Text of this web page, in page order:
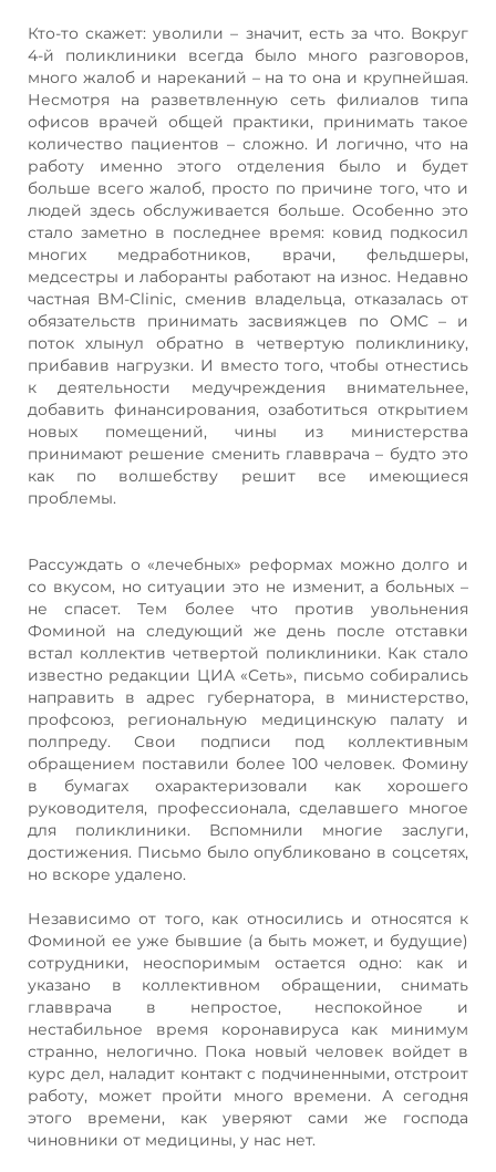
Кто-то скажет: уволили – значит, есть за что. Вокруг
4-й поликлиники всегда было много разговоров,
много жалоб и нареканий – на то она и крупнейшая.
Несмотря на разветвленную сеть филиалов типа
офисов врачей общей практики, принимать такое
количество пациентов – сложно. И логично, что на
работу именно этого отделения было и будет
больше всего жалоб, просто по причине того, что и
людей здесь обслуживается больше. Особенно это
стало заметно в последнее время: ковид подкосил
многих медработников, врачи, фельдшеры,
медсестры и лаборанты работают на износ. Недавно
частная BM-Clinic, сменив владельца, отказалась от
обязательств принимать засвияжцев по ОМС – и
поток хлынул обратно в четвертую поликлинику,
прибавив нагрузки. И вместо того, чтобы отнестись
к деятельности медучреждения внимательнее,
добавить финансирования, озаботиться открытием
новых помещений, чины из министерства
принимают решение сменить главврача – будто это
как по волшебству решит все имеющиеся
проблемы.
Рассуждать о «лечебных» реформах можно долго и
со вкусом, но ситуации это не изменит, а больных –
не спасет. Тем более что против увольнения
Фоминой на следующий же день после отставки
встал коллектив четвертой поликлиники. Как стало
известно редакции ЦИА «Сеть», письмо собирались
направить в адрес губернатора, в министерство,
профсоюз, региональную медицинскую палату и
полпреду. Свои подписи под коллективным
обращением поставили более 100 человек. Фомину
в бумагах охарактеризовали как хорошего
руководителя, профессионала, сделавшего многое
для поликлиники. Вспомнили многие заслуги,
достижения. Письмо было опубликовано в соцсетях,
но вскоре удалено.
Независимо от того, как относились и относятся к
Фоминой ее уже бывшие (а быть может, и будущие)
сотрудники, неоспоримым остается одно: как и
указано в коллективном обращении, снимать
главврача в непростое, неспокойное и
нестабильное время коронавируса как минимум
странно, нелогично. Пока новый человек войдет в
курс дел, наладит контакт с подчиненными, отстроит
работу, может пройти много времени. А сегодня
этого времени, как уверяют сами же господа
чиновники от медицины, у нас нет.